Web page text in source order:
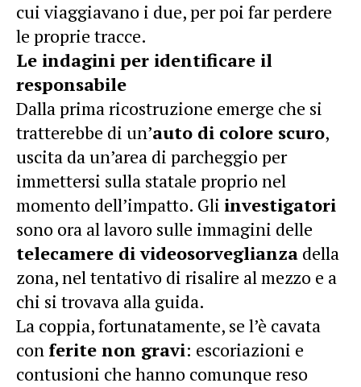
cui viaggiavano i due, per poi far perdere
le proprie tracce.
Le indagini per identificare il
responsabile
Dalla prima ricostruzione emerge che si
tratterebbe di un’auto di colore scuro,
uscita da un’area di parcheggio per
immettersi sulla statale proprio nel
momento dell’impatto. Gli investigatori
sono ora al lavoro sulle immagini delle
telecamere di videosorveglianza della
zona, nel tentativo di risalire al mezzo e a
chi si trovava alla guida.
La coppia, fortunatamente, se l’è cavata
con ferite non gravi: escoriazioni e
contusioni che hanno comunque reso